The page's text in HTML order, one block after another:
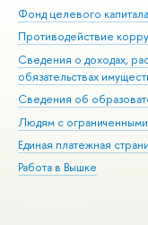
Фонд целевого капитала
Противодействие
Сведения о доходах,
обязательствах
Сведения об
Людям с
Единая платежная
Работа в Вышке